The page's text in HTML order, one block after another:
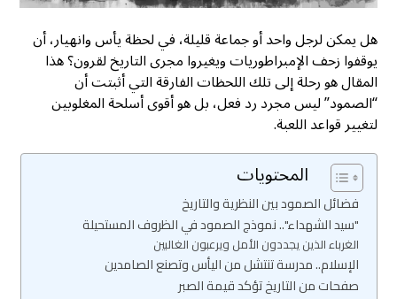
هل يمكن لرجل واحد أو جماعة قليلة، في لحظة يأس وانهيار، أن
يوقفوا زحف الإمبراطوريات ويغيروا مجرى التاريخ لقرون؟ هذا
المقال هو رحلة إلى تلك اللحظات الفارقة التي أثبتت أن
“الصمود” ليس مجرد رد فعل، بل هو أقوى أسلحة المغلوبين
لتغيير قواعد اللعبة.
المحتويات
فضائل الصمود بين النظرية والتاريخ
"سيد الشهداء".. نموذج الصمود في الظروف المستحيلة
الغرباء الذين يجددون الأمل ويرعبون الغالبين
الإسلام.. مدرسة تنتشل من اليأس وتصنع الصامدين
صفحات من التاريخ تؤكد قيمة الصبر